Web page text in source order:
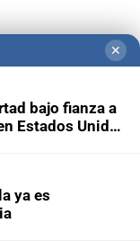
Puerto Negocios
✕
bajo fianza a
Estados Unidos
ya es